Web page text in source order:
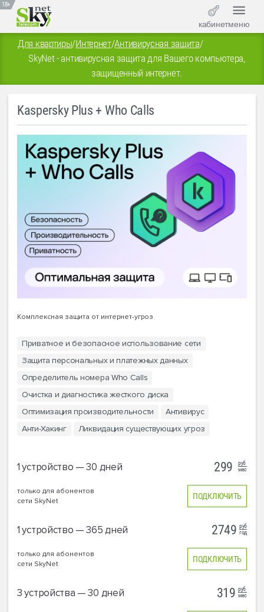
18+
кабинетменю
Для квартиры/Интернет/Антивирусная защита/
SkyNet - антивирусная защита для Вашего компьютера,
защищенный интернет.
Kaspersky Plus + Who Calls
Комплексная защита от интернет-угроз
Приватное и безопасное использование сети
Защита персональных и платежных данных
Определитель номера Who Calls
Очистка и диагностика жесткого диска
Оптимизация производительности
Антивирус
Анти-Хакинг
Ликвидация существующих угроз
1 устройство — 30 дней 299
руб
мес
только для абонентов
сети SkyNet
ПОДКЛЮЧИТЬ
1 устройство — 365 дней 2749 руб
год
только для абонентов
сети SkyNet
ПОДКЛЮЧИТЬ
3 устройства — 30 дней 319 руб
мес